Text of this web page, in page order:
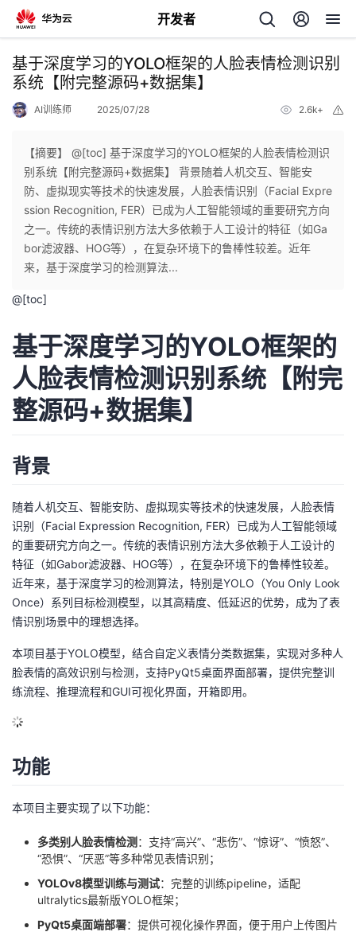
开发者
返
回
个
人
主
页
我
的
开
发
者
我
的
博
客
我
的
论
坛
我
的
圈
子
我
的
直
播
我
的
活
动
我
的
关
我
的
开
发
者
学
堂
我
的
课
程
我
的
认
证
我
的
实
我
的
藏
我
的
Programs
我
的
支
持
我
的
技
支
持
我
的
声
建
基于深度学习的YOLO框架的人脸表情检测识别
系统【附完整源码+数据集】
AI训练师 2025/07/28 2.6k+
【摘要】 @[toc] 基于深度学习的YOLO框架的人脸表情检测识
别系统【附完整源码+数据集】 背景随着人机交互、智能安
防、虚拟现实等技术的快速发展，人脸表情识别（Facial Expre
ssion Recognition, FER）已成为人工智能领域的重要研究方向
之一。传统的表情识别方法大多依赖于人工设计的特征（如Ga
bor滤波器、HOG等），在复杂环境下的鲁棒性较差。近年
来，基于深度学习的检测算法...
@[toc]
基于深度学习的YOLO框架的
人脸表情检测识别系统【附完
整源码+数据集】
背景
随着人机交互、智能安防、虚拟现实等技术的快速发展，人脸表情
识别（Facial Expression Recognition, FER）已成为人工智能领域
的重要研究方向之一。传统的表情识别方法大多依赖于人工设计的
特征（如Gabor滤波器、HOG等），在复杂环境下的鲁棒性较差。
近年来，基于深度学习的检测算法，特别是YOLO（You Only Look
Once）系列目标检测模型，以其高精度、低延迟的优势，成为了表
情识别场景中的理想选择。
本项目基于YOLO模型，结合自定义表情分类数据集，实现对多种人
脸表情的高效识别与检测，支持PyQt5桌面界面部署，提供完整训
练流程、推理流程和GUI可视化界面，开箱即用。
功能
本项目主要实现了以下功能：
多类别人脸表情检测 ：支持“高兴”、“悲伤”、“惊讶”、“愤怒”、
“恐惧”、“厌恶”等多种常见表情识别；
YOLOv8模型训练与测试：完整的训练pipeline，适配
ultralytics最新版YOLO框架；
PyQt5桌面端部署：提供可视化操作界面，便于用户上传图片